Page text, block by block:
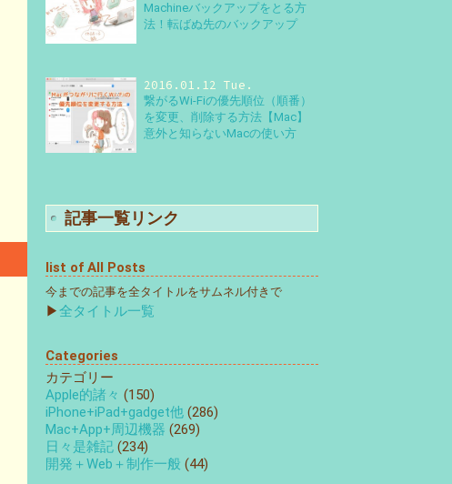
Machineバックアップをとる方
法！転ばぬ先のバックアップ
2016.01.12 Tue.
繋がるWi-Fiの優先順位（順番）
を変更、削除する方法【Mac】
意外と知らないMacの使い方
記事一覧リンク
list of All Posts
今までの記事を全タイトルをサムネル付きで
▶全タイトル一覧
Categories
カテゴリー
Apple的諸々 (150)
iPhone+iPad+gadget他 (286)
Mac+App+周辺機器 (269)
日々是雑記 (234)
開発＋Web＋制作一般 (44)